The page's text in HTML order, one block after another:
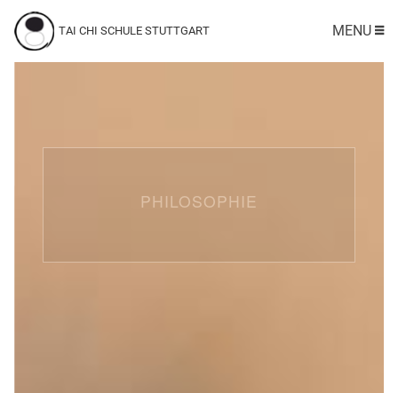
TAI CHI SCHULE STUTTGART MENU
PHILOSOPHIE